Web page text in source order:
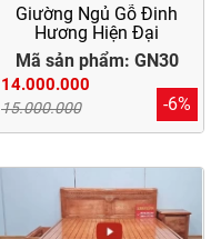
Giường Ngủ Gỗ Đinh
Hương Hiện Đại
Mã sản phẩm: GN30
14.000.000
15.000.000 -6%